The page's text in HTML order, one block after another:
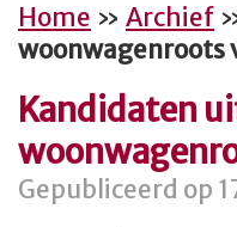
Home » Archief
woonwagenroots
Kandidaten
Gepubliceerd op